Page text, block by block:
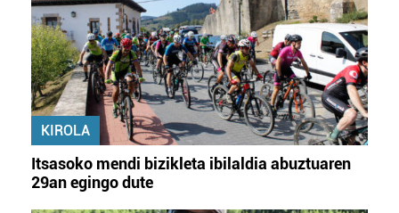
KIROLA
Itsasoko mendi bizikleta ibilaldia abuztuaren
29an egingo dute